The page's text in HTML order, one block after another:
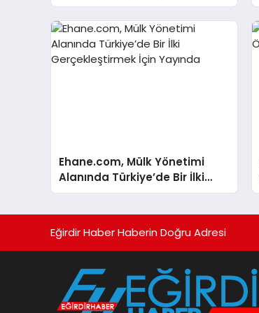
Açıldı!
Ehane.com, Mülk Yönetimi
Alanında Türkiye’de Bir İlki
Gerçekleştirmek İçin Yayında
Eğirdir Haber Haberin Doğru Adresi